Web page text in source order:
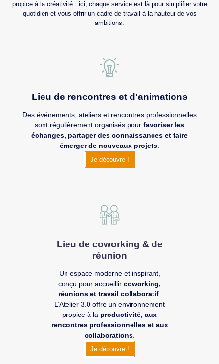
propice à la créativité : ici, chaque service est là pour simplifier votre
quotidien et vous offrir un cadre de travail à la hauteur de vos
ambitions.
Lieu de rencontres et d'animations
Des événements, ateliers et rencontres professionnelles
sont régulièrement organisés pour favoriser les
échanges, partager des connaissances et faire
émerger de nouveaux projets
Je découvre !
Lieu de coworking & de
réunion
Un espace moderne et inspirant,
conçu pour accueillir coworking,
réunions et travail collaboratif
L’Atelier 3.0 offre un environnement
propice à la productivité, aux
rencontres professionnelles et aux
collaborations.
Je découvre !